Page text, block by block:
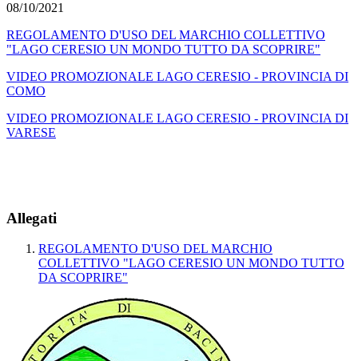
08/10/2021
REGOLAMENTO D'USO DEL MARCHIO COLLETTIVO
"LAGO CERESIO UN MONDO TUTTO DA SCOPRIRE"
VIDEO PROMOZIONALE LAGO CERESIO - PROVINCIA DI
COMO
VIDEO PROMOZIONALE LAGO CERESIO - PROVINCIA DI
VARESE
Allegati
REGOLAMENTO D'USO DEL MARCHIO
COLLETTIVO "LAGO CERESIO UN MONDO TUTTO
DA SCOPRIRE"